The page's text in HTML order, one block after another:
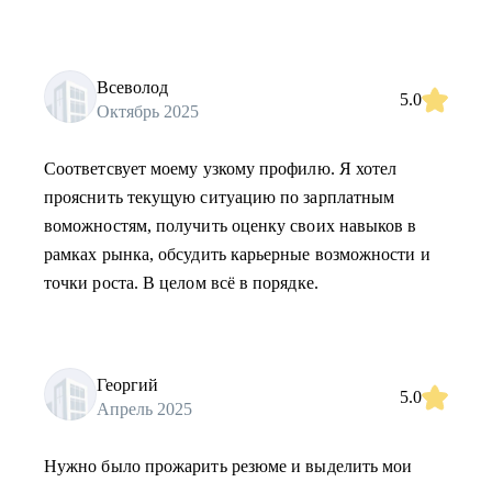
Всеволод
Октябрь 2025
5.0
Соответсвует моему узкому профилю. Я хотел
прояснить текущую ситуацию по зарплатным
воможностям, получить оценку своих навыков в
рамках рынка, обсудить карьерные возможности и
точки роста. В целом всё в порядке.
Георгий
Апрель 2025
5.0
Нужно было прожарить резюме и выделить мои